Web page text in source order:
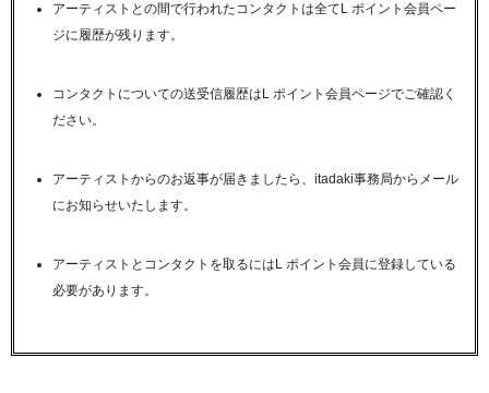
アーティストとの間で行われたコンタクトは全てL ポイント会員ペー
ジに履歴が残ります。
コンタクトについての送受信履歴はL ポイント会員ページでご確認く
ださい。
アーティストからのお返事が届きましたら、itadaki事務局からメール
にお知らせいたします。
アーティストとコンタクトを取るにはL ポイント会員に登録している
必要があります。